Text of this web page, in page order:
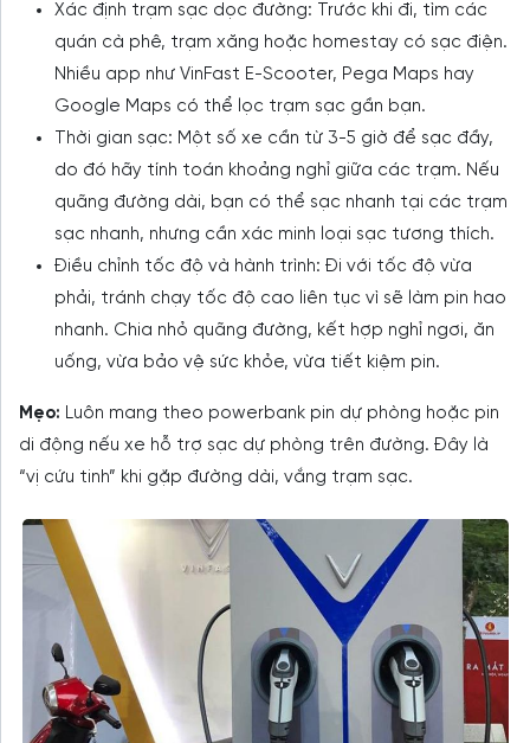
Xác định trạm sạc dọc đường: Trước khi đi, tìm các
quán cà phê, trạm xăng hoặc homestay có sạc điện.
Nhiều app như VinFast E-Scooter, Pega Maps hay
Google Maps có thể lọc trạm sạc gần bạn.
Thời gian sạc: Một số xe cần từ 3-5 giờ để sạc đầy,
do đó hãy tính toán khoảng nghỉ giữa các trạm. Nếu
quãng đường dài, bạn có thể sạc nhanh tại các trạm
sạc nhanh, nhưng cần xác minh loại sạc tương thích.
Điều chỉnh tốc độ và hành trình: Đi với tốc độ vừa
phải, tránh chạy tốc độ cao liên tục vì sẽ làm pin hao
nhanh. Chia nhỏ quãng đường, kết hợp nghỉ ngơi, ăn
uống, vừa bảo vệ sức khỏe, vừa tiết kiệm pin.
Mẹo: Luôn mang theo powerbank pin dự phòng hoặc pin
di động nếu xe hỗ trợ sạc dự phòng trên đường. Đây là
“vị cứu tinh” khi gặp đường dài, vắng trạm sạc.